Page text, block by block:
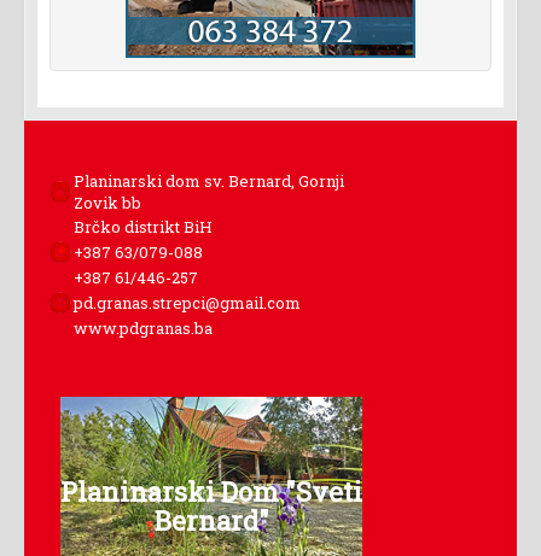
Planinarski dom sv. Bernard, Gornji
Zovik bb
Brčko distrikt BiH
+387 63/079-088
+387 61/446-257
pd.granas.strepci@gmail.com
www.pdgranas.ba
Planinarski Dom "Sveti
Bernard"